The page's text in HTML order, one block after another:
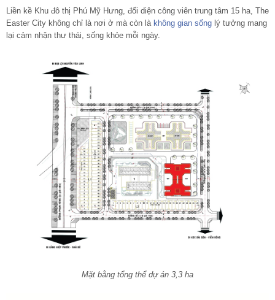
Liền kề Khu đô thị Phú Mỹ Hưng, đối diện công viên trung tâm 15 ha, The
Easter City không chỉ là nơi ở mà còn là không gian sống lý tưởng mang
lại cảm nhận thư thái, sống khỏe mỗi ngày.
Mặt bằng tổng thể dự án 3,3 ha